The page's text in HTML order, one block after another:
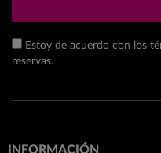
Estoy de acuerdo con los
reservas.
INFORMACIÓN